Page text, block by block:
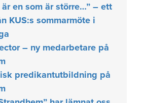
är en som är större…” – ett
KUS:s sommarmöte i
– ny medarbetare på
predikantutbildning på